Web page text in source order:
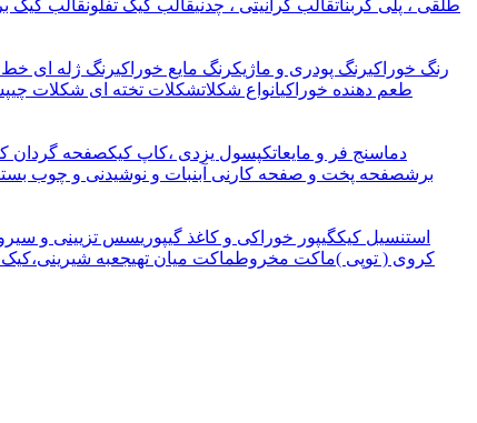
طلقی ، پلی کربناتقالب گرانیتی ، چدنیقالب کیک تفلونقالب کیک
رنگ خوراکیرنگ پودری و ماژیکرنگ مایع خوراکیرنگ ژله ای خط
طعم دهنده خوراکیانواع شکلاتشکلات تخته ای شکلات
دماسنج فر و مایعاتکپسول یزدی ،کاپ کیکصفحه گردان
برشصفحه پخت و صفحه کار نی آبنبات و نوشیدنی و چوب
استنسیل کیکگیپور خوراکی و کاغذ گیپوریسس تزیینی و
کروی ( توپی )ماکت مخروطماکت میان تهیجعبه